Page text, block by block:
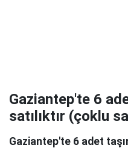
Gaziantep'te 6
satılıktır (çoklu
Gaziantep'te 6 adet